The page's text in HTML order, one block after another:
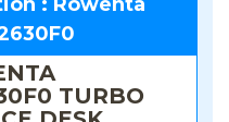
: Rowenta
TURBO